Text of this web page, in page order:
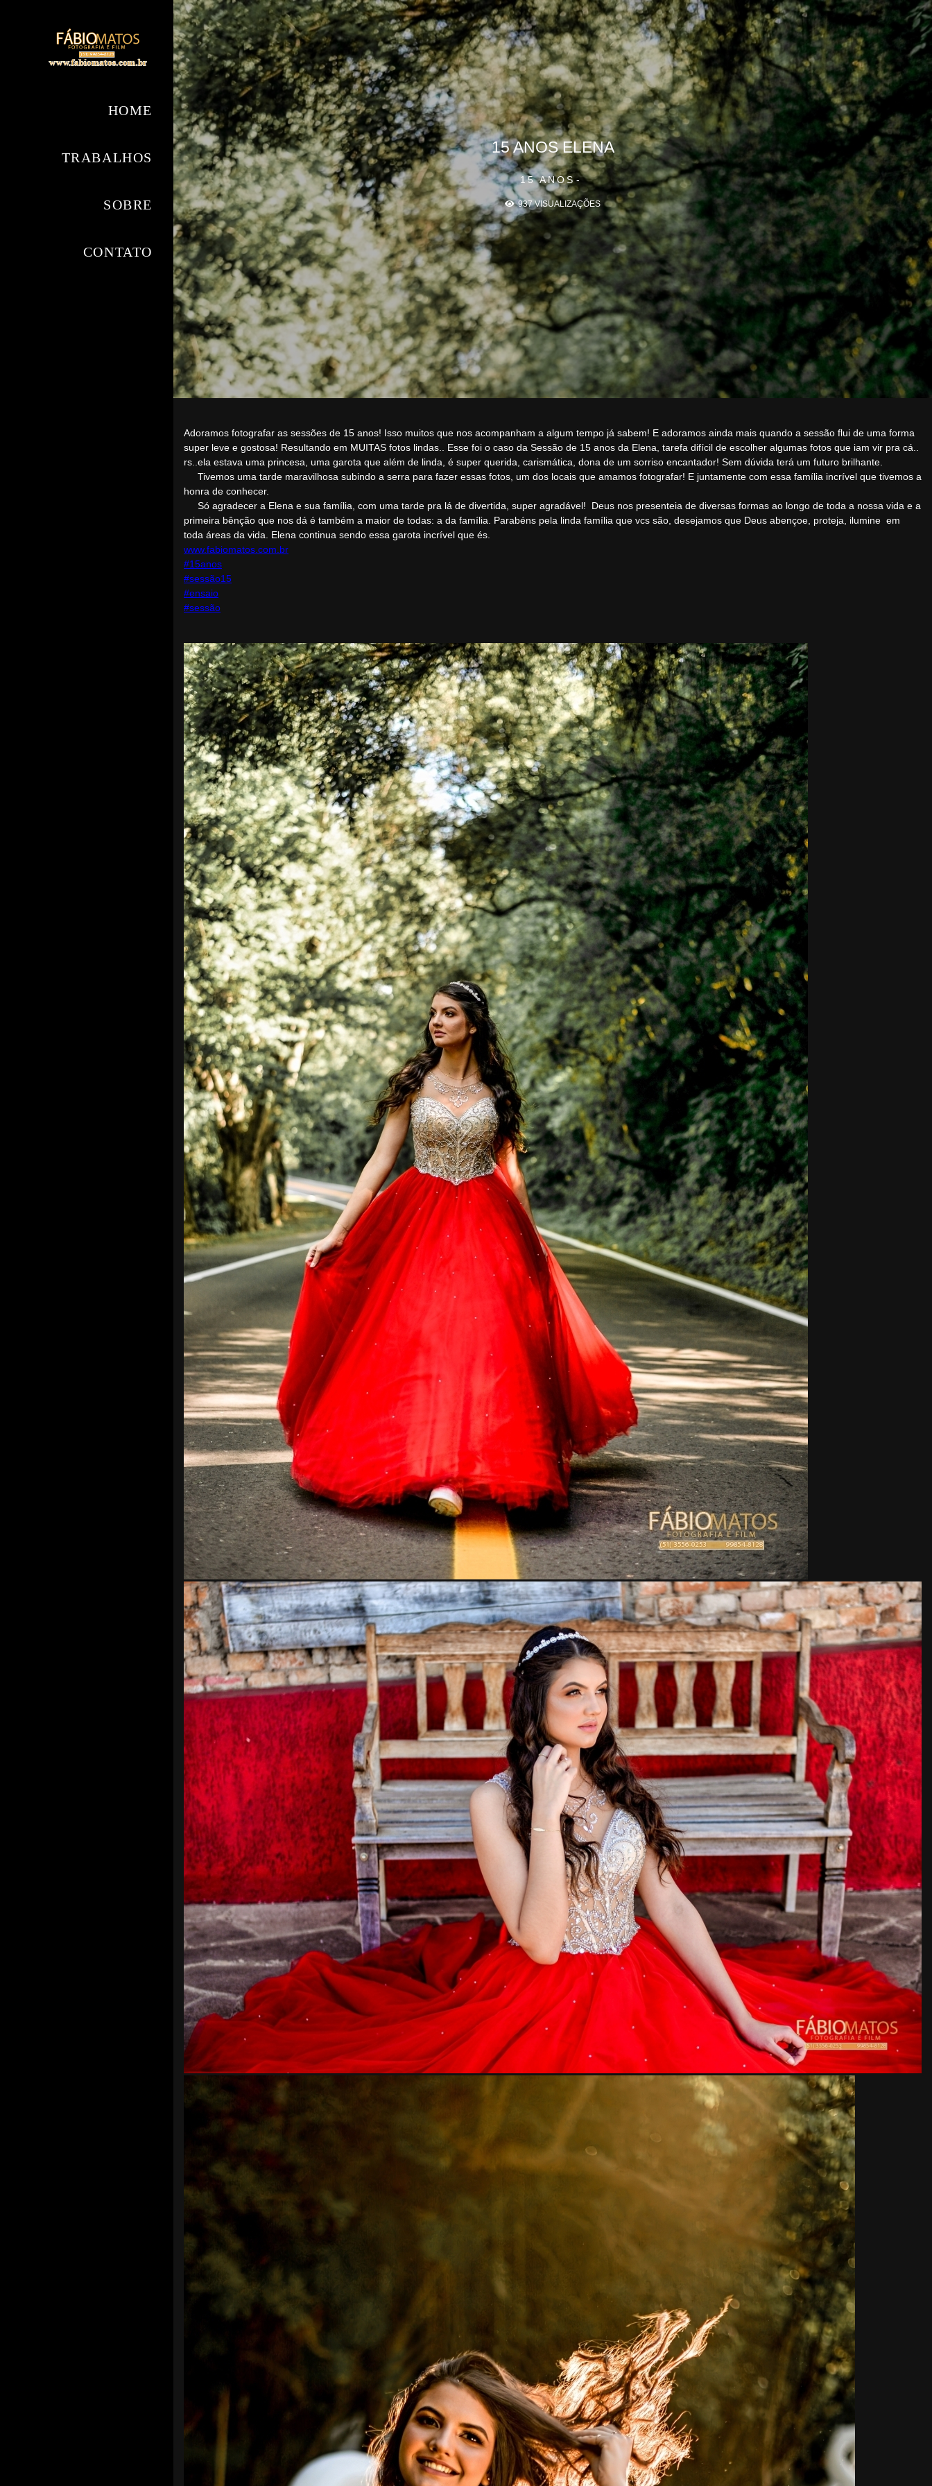
HOME
TRABALHOS
SOBRE
CONTATO
15 ANOS
15 ANOS ELENA
937VISUALIZAÇÕES
Adoramos fotografar as sessões de 15 anos! Isso muitos que nos acompanham a algum tempo já sabem! E adoramos ainda mais quando a sessão flui de uma forma
super leve e gostosa! Resultando em MUITAS fotos lindas.. Esse foi o caso da Sessão de 15 anos da Elena, tarefa difícil de escolher algumas fotos que iam vir pra cá..
rs..ela estava uma princesa, uma garota que além de linda, é super querida, carismática, dona de um sorriso encantador! Sem dúvida terá um futuro brilhante.
Tivemos uma tarde maravilhosa subindo a serra para fazer essas fotos, um dos locais que amamos fotografar! E juntamente com essa família incrível que tivemos a
honra de conhecer.
Só agradecer a Elena e sua família, com uma tarde pra lá de divertida, super agradável! Deus nos presenteia de diversas formas ao longo de toda a nossa vida e a
primeira bênção que nos dá é também a maior de todas: a da família. Parabéns pela linda família que vcs são, desejamos que Deus abençoe, proteja, ilumine em
toda áreas da vida. Elena continua sendo essa garota incrível que és.
www.fabiomatos.com.br
#15anos
#sessão15
#ensaio
#sessão